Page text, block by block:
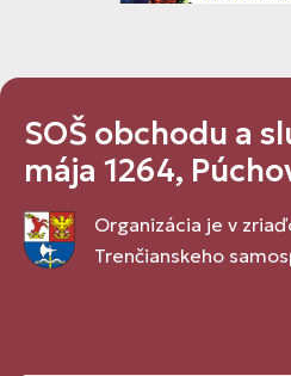
SOŠ obchodu a
mája 1264,
Organizácia je v
Trenčianskeho